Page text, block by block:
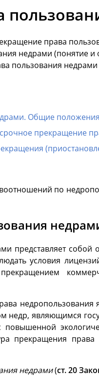
права
недрами (понятие
пользования недрами
Общие положения
прекращение
по
представляет собой
условия
недропользования
недр, являющимся
повышенной
прекращения
недрами(ст. 20